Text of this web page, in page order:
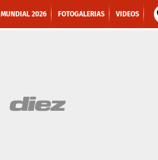
MUNDIAL 2026 FOTOGALERIAS VIDEOS